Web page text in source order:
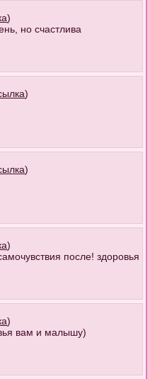
)
но счастлива
)
)
)
после! здоровья
)
вам и малышу)